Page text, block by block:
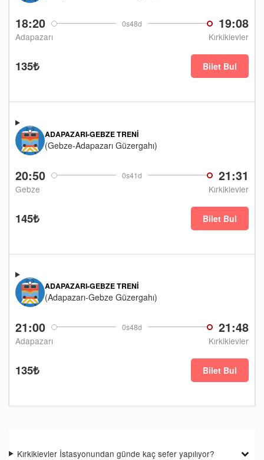
18:20 0s48d 19:08
Adapazarı Kırkikievler
135₺ Bilet Bul
20:50 0s41d 21:31
Gebze Kırkikievler
ADAPAZARI-GEBZE TRENI
(Gebze-Adapazarı Güzergahı)
145₺ Bilet Bul
21:00 0s48d 21:48
Adapazarı Kırkikievler
ADAPAZARI-GEBZE TRENI
(Adapazarı-Gebze Güzergahı)
135₺ Bilet Bul
Kırkikievler İstasyonundan günde kaç sefer yapılıyor?